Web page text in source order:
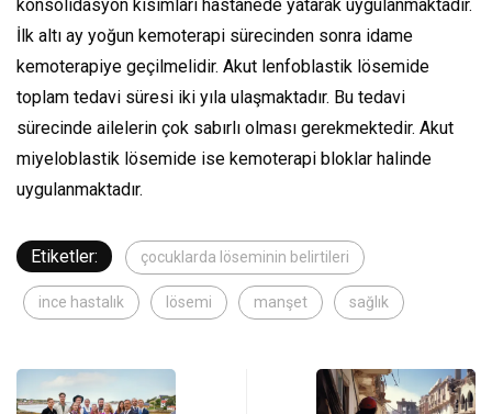
konsolidasyon kısımları hastanede yatarak uygulanmaktadır.
İlk altı ay yoğun kemoterapi sürecinden sonra idame
kemoterapiye geçilmelidir. Akut lenfoblastik lösemide
toplam tedavi süresi iki yıla ulaşmaktadır. Bu tedavi
sürecinde ailelerin çok sabırlı olması gerekmektedir. Akut
miyeloblastik lösemide ise kemoterapi bloklar halinde
uygulanmaktadır.
Etiketler: çocuklarda löseminin belirtileri
ince hastalık lösemi manşet sağlık